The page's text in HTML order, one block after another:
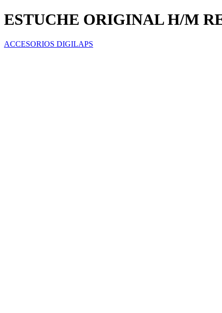
ESTUCHE ORIGINAL H/M
ACCESORIOS DIGILAPS